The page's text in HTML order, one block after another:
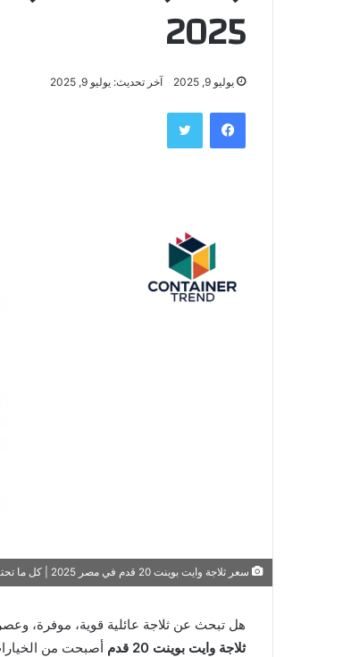
2025
يوليو 9, 2025 آخر تحديث: يوليو 9, 2025
فيسبوك تويتر
سعر ثلاجة وايت بوينت 20 قدم في مصر 2025 | كل ما تحتاج معرفته قبل الشراء
هل تبحث عن ثلاجة عائلية قوية، موفرة،
ثلاجة وايت بوينت 20 قدم